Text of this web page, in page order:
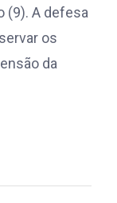
(9). A defesa
os
da